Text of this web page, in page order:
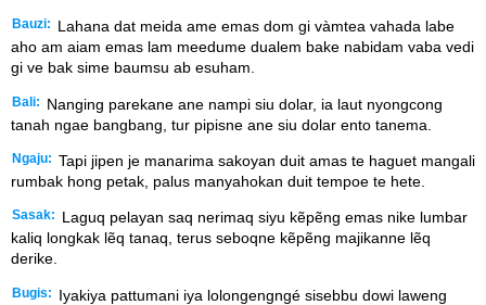
Bauzi:
Lahana dat meida ame emas dom gi vàmtea vahada labe
aho am aiam emas lam meedume dualem bake nabidam vaba vedi
gi ve bak sime baumsu ab esuham.
Bali:
Nanging parekane ane nampi siu dolar, ia laut nyongcong
tanah ngae bangbang, tur pipisne ane siu dolar ento tanema.
Ngaju: Tapi jipen je manarima sakoyan duit amas te haguet mangali
rumbak hong petak, palus manyahokan duit tempoe te hete.
Sasak:
Laguq pelayan saq nerimaq siyu kẽpẽng emas nike lumbar
kaliq longkak lẽq tanaq, terus seboqne kẽpẽng majikanne lẽq
derike.
Bugis:
Iyakiya pattumani iya lolongengngé sisebbu dowi laweng